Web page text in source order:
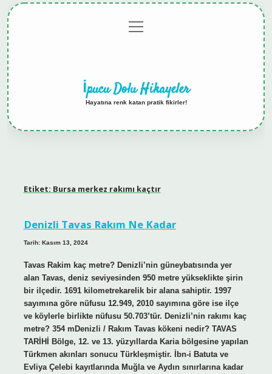
menüyü
aç
İpucu Dolu Hikayeler
Hayatına renk katan pratik fikirler!
Etiket: Bursa merkez rakımı kaçtır
Denizli Tavas Rakım Ne Kadar
Tarih: Kasım 13, 2024
Tavas Rakim kaç metre? Denizli’nin güneybatısında yer
alan Tavas, deniz seviyesinden 950 metre yükseklikte şirin
bir ilçedir. 1691 kilometrekarelik bir alana sahiptir. 1997
sayımına göre nüfusu 12.949, 2010 sayımına göre ise ilçe
ve köylerle birlikte nüfusu 50.703’tür. Denizli’nin rakımı kaç
metre? 354 mDenizli / Rakım Tavas kökeni nedir? TAVAS
TARİHİ Bölge, 12. ve 13. yüzyıllarda Karia bölgesine yapılan
Türkmen akınları sonucu Türkleşmiştir. İbn-i Batuta ve
Evliya Çelebi kayıtlarında Muğla ve Aydın sınırlarına kadar